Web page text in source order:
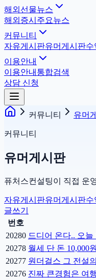
해외선물뉴스
해외증시 주요뉴스
커뮤니티
자유게시판유머게시판수
이용안내
이용안내 통합검색
상담 신청
커뮤니티 유머
커뮤니티
유머게시판
퓨처스컨설팅이 직접 운
자유게시판유머게시판수
글쓰기
번호
20280 드디어 온다.. 오
20278 월세 단 돈 10,000
20277 원더걸스 그 전설
20276 진짜 큰경험은 여